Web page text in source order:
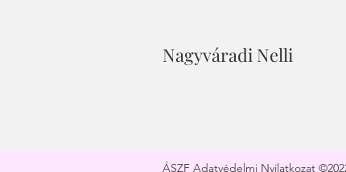
mágnesévé?
Nagyváradi Nelli
ÁSZF Adatvédelmi Nyilatkozat